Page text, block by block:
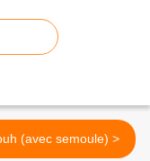
Matlouh (avec semoule) >